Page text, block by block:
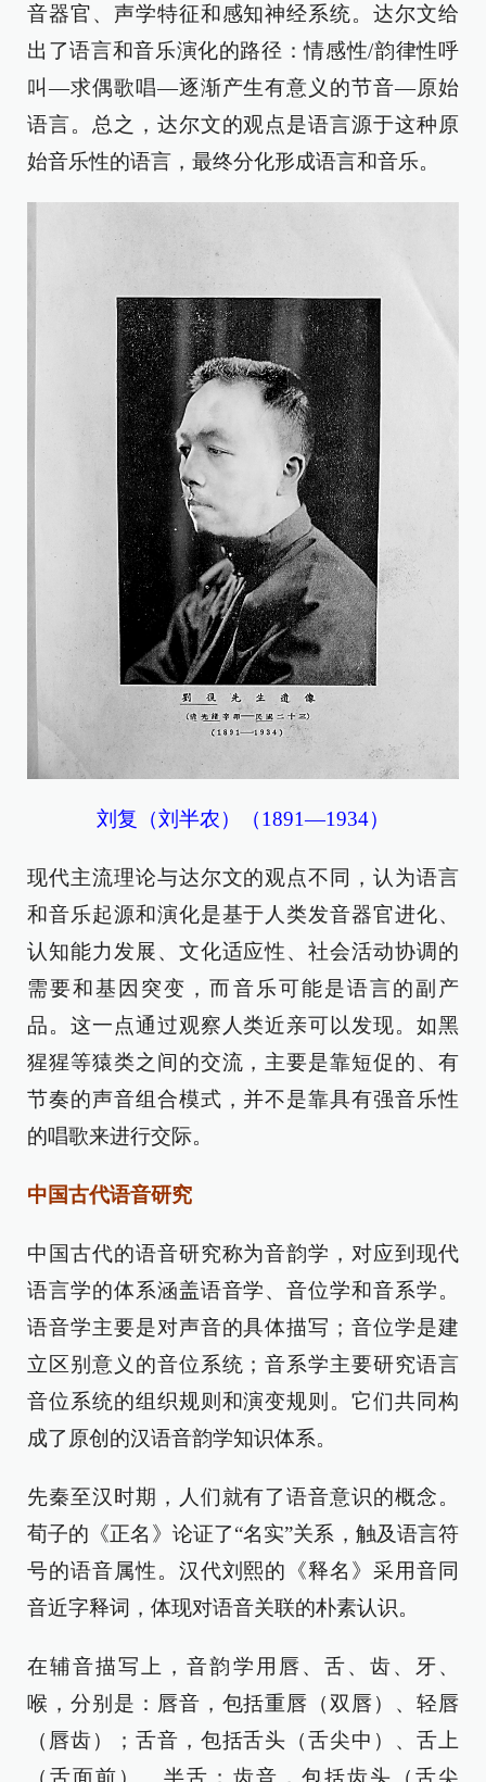
音器官、声学特征和感知神经系统。达尔文给
出了语言和音乐演化的路径：情感性/韵律性呼
叫—求偶歌唱—逐渐产生有意义的节音—原始
语言。总之，达尔文的观点是语言源于这种原
始音乐性的语言，最终分化形成语言和音乐。
刘复（刘半农）（1891—1934）
现代主流理论与达尔文的观点不同，认为语言
和音乐起源和演化是基于人类发音器官进化、
认知能力发展、文化适应性、社会活动协调的
需要和基因突变，而音乐可能是语言的副产
品。这一点通过观察人类近亲可以发现。如黑
猩猩等猿类之间的交流，主要是靠短促的、有
节奏的声音组合模式，并不是靠具有强音乐性
的唱歌来进行交际。
中国古代语音研究
中国古代的语音研究称为音韵学，对应到现代
语言学的体系涵盖语音学、音位学和音系学。
语音学主要是对声音的具体描写；音位学是建
立区别意义的音位系统；音系学主要研究语言
音位系统的组织规则和演变规则。它们共同构
成了原创的汉语音韵学知识体系。
先秦至汉时期，人们就有了语音意识的概念。
荀子的《正名》论证了“名实”关系，触及语言符
号的语音属性。汉代刘熙的《释名》采用音同
音近字释词，体现对语音关联的朴素认识。
在辅音描写上，音韵学用唇、舌、齿、牙、
喉，分别是：唇音，包括重唇（双唇）、轻唇
（唇齿）；舌音，包括舌头（舌尖中）、舌上